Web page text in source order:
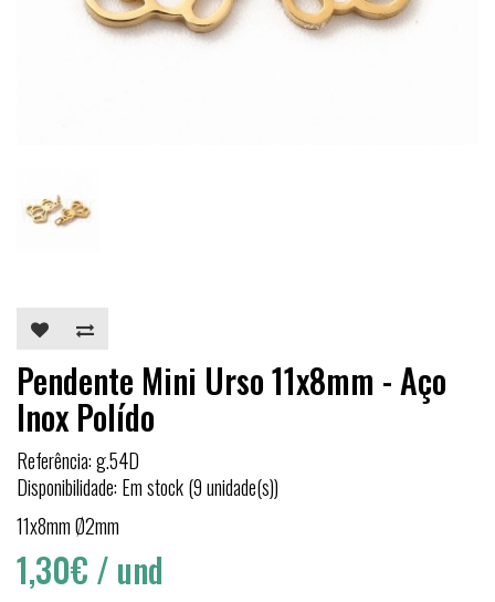
Pendente Mini Urso 11x8mm - Aço
Inox Polído
Referência: g.54D
Disponibilidade: Em stock (9 unidade(s))
11x8mm Ø2mm
1,30€ / und